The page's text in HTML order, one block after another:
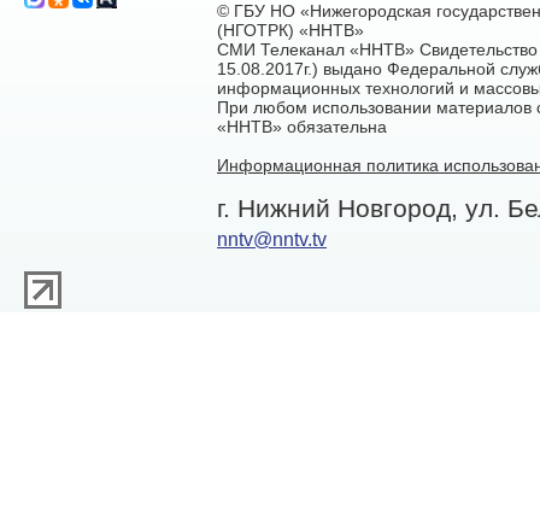
© ГБУ НО «Нижегородская
(НГОТРК) «ННТВ»
СМИ Телеканал «ННТВ»
15.08.2017г.) выдано Федеральной
информационных технологий и
При любом использовании материалов
«ННТВ» обязательна
Информационная политика
г. Нижний Новгород, ул.
nntv@nntv.tv